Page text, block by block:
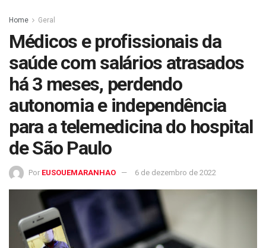
Home Geral
Médicos e profissionais da
saúde com salários atrasados
há 3 meses, perdendo
autonomia e independência
para a telemedicina do hospital
de São Paulo
Por EUSOUEMARANHAO 6 de dezembro de 2022